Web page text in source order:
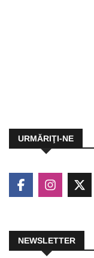
URMĂRIŢI-NE
NEWSLETTER